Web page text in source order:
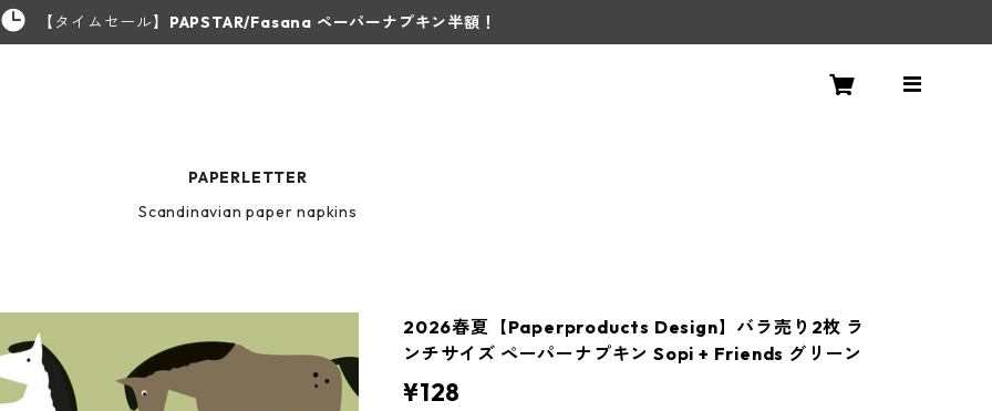
【タイムセール】 PAPSTAR/Fasana ペーパーナプキン半額！
PAPERLETTER
Scandinavian paper napkins
2026春夏【Paperproducts Design】バラ売り2枚 ラ
ンチサイズ ペーパーナプキン Sopi + Friends グリーン
¥128